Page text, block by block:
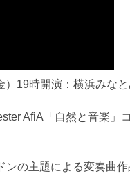
）19時開演：横浜みな
AfiA「自然と音楽」
ンの主題による変奏曲